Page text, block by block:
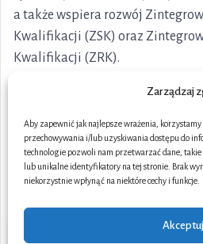
Zarządzaj
Aby zapewnić jak najlepsze wrażenia,
przechowywania i/lub uzyskiwania dostępu do
technologie pozwoli nam przetwarzać dane,
lub unikalne identyfikatory na tej stronie. Brak
niekorzystnie wpłynąć na niektóre cechy i funkcje.
a także wspiera rozwój
Kwalifikacji (ZSK) oraz
Kwalifikacji (ZRK).